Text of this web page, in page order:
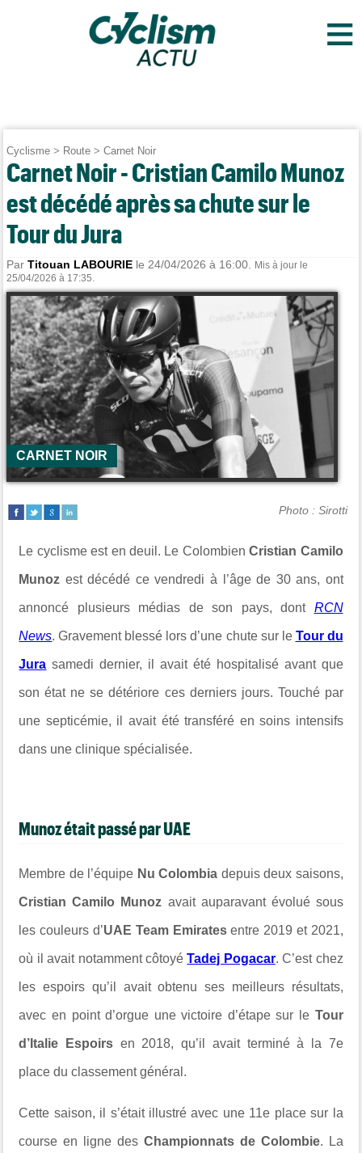
≡
Cyclisme > Route >Carnet Noir
Carnet Noir - Cristian Camilo Munoz
est décédé après sa chute sur le
Tour du Jura
ParTitouan LABOURIE le 24/04/2026 à 16:00.
Mis à jour le
25/04/2026 à 17:35.
CARNET NOIR
Photo : Sirotti
Le cyclisme est en deuil. Le ColombienCristian Camilo
Munoz est décédé ce vendredi à l’âge de 30 ans, ont
annoncé plusieurs médias de son pays, dont RCN
News. Gravement blessé lors d’une chute sur le Tour du
Jura samedi dernier, il avait été hospitalisé avant que
son état ne se détériore ces derniers jours. Touché par
une septicémie, il avait été transféré en soins intensifs
dans une clinique spécialisée.
Munoz était passé par UAE
Membre de l’équipe Nu Colombia depuis deux saisons,
Cristian Camilo Munoz avait auparavant évolué sous
les couleurs d’UAE Team Emiratesentre 2019 et 2021,
où il avait notamment côtoyé Tadej Pogacar. C’est chez
les espoirs qu’il avait obtenu ses meilleurs résultats,
avec en point d’orgue une victoire d’étape sur le Tour
d’Italie Espoirs en 2018, qu’il avait terminé à la 7e
place du classement général.
Cette saison, il s’était illustré avec une 11e place sur la
course en ligne des Championnats de Colombie. La